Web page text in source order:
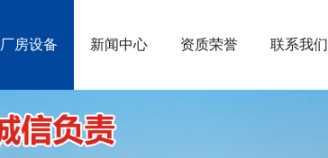
厂房设备 新闻中心 资质荣誉 联系我们